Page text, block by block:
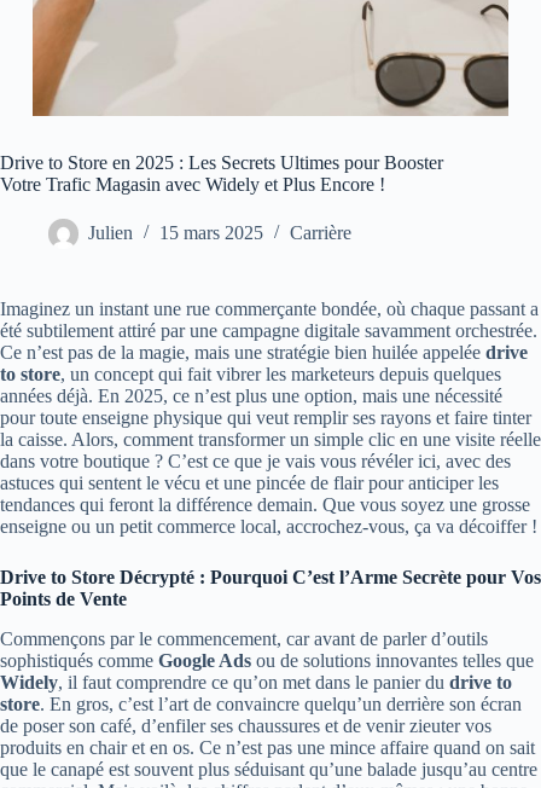
Drive to Store en 2025 : Les Secrets Ultimes pour Booster
Votre Trafic Magasin avec Widely et Plus Encore !
Julien 15 mars 2025 Carrière
Imaginez un instant une rue commerçante bondée, où chaque passant a
été subtilement attiré par une campagne digitale savamment orchestrée.
Ce n’est pas de la magie, mais une stratégie bien huilée appelée drive
to store, un concept qui fait vibrer les marketeurs depuis quelques
années déjà. En 2025, ce n’est plus une option, mais une nécessité
pour toute enseigne physique qui veut remplir ses rayons et faire tinter
la caisse. Alors, comment transformer un simple clic en une visite réelle
dans votre boutique ? C’est ce que je vais vous révéler ici, avec des
astuces qui sentent le vécu et une pincée de flair pour anticiper les
tendances qui feront la différence demain. Que vous soyez une grosse
enseigne ou un petit commerce local, accrochez-vous, ça va décoiffer !
Drive to Store Décrypté : Pourquoi C’est l’Arme Secrète pour Vos
Points de Vente
Commençons par le commencement, car avant de parler d’outils
sophistiqués comme Google Ads ou de solutions innovantes telles que
Widely, il faut comprendre ce qu’on met dans le panier du drive to
store. En gros, c’est l’art de convaincre quelqu’un derrière son écran
de poser son café, d’enfiler ses chaussures et de venir zieuter vos
produits en chair et en os. Ce n’est pas une mince affaire quand on sait
que le canapé est souvent plus séduisant qu’une balade jusqu’au centre